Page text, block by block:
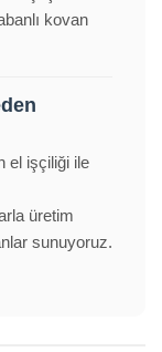
kovan
el işçiliği ile
üretim
sunuyoruz.